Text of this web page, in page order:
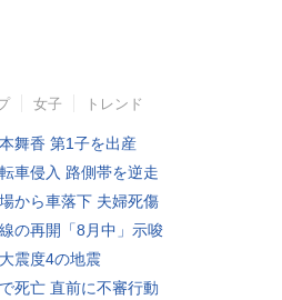
女子 トレンド
舞香 第1子を出産
車侵入 路側帯を逆走
から車落下 夫婦死傷
の再開「8月中」示唆
震度4の地震
死亡 直前に不審行動